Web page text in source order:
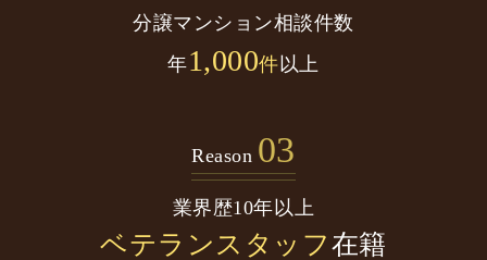
分譲マンション相談件数
年1,000件以上
Reason 03
業界歴10年以上
ベテランスタッフ在籍